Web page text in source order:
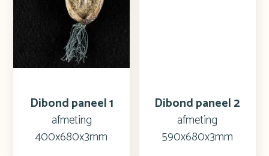
Dibond paneel 1
afmeting
400x680x3mm
Dibond paneel 2
afmeting
590x680x3mm